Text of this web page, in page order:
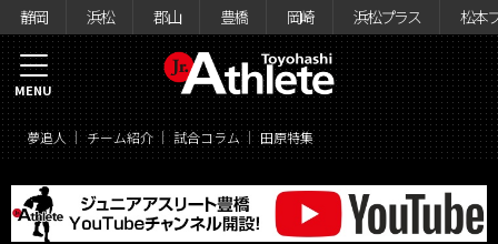
静岡 浜松 郡山 豊橋 岡崎 浜松プラス 松本
夢追人 チーム紹介 試合コラム 田原特集
MENU